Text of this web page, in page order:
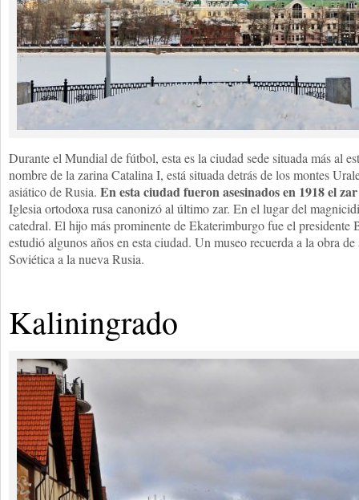
Durante el Mundial de fútbol, esta es la ciudad sede situada más al
nombre de la zarina Catalina I, está situada detrás de los montes
asiático de Rusia. En esta ciudad fueron asesinados en 1918 el
Iglesia ortodoxa rusa canonizó al último zar. En el lugar del
catedral. El hijo más prominente de Ekaterimburgo fue el
estudió algunos años en esta ciudad. Un museo recuerda a la obra
Soviética a la nueva Rusia.
Kaliningrado